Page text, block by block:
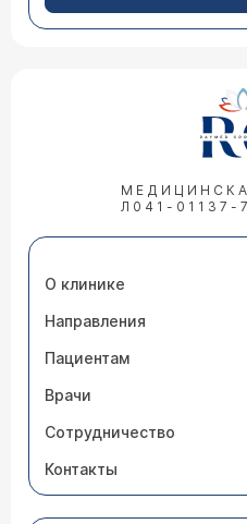
Л041-01137-
О клинике
Направления
Пациентам
Врачи
Сотрудничество
Контакты